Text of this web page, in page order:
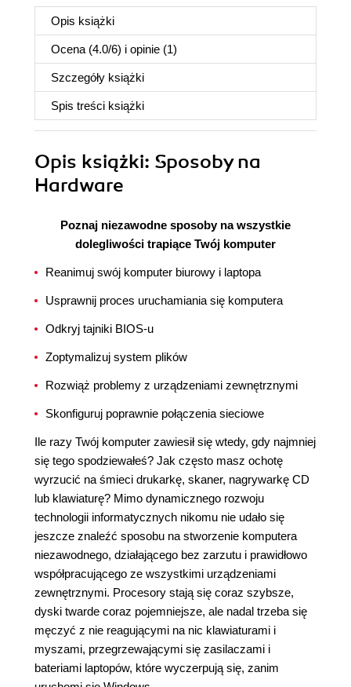
Opis książki
Ocena (4.0/6) i opinie (1)
Szczegóły książki
Spis treści książki
Opis książki: Sposoby na
Hardware
Poznaj niezawodne sposoby na wszystkie
dolegliwości trapiące Twój komputer
Reanimuj swój komputer biurowy i laptopa
Usprawnij proces uruchamiania się komputera
Odkryj tajniki BIOS-u
Zoptymalizuj system plików
Rozwiąż problemy z urządzeniami zewnętrznymi
Skonfiguruj poprawnie połączenia sieciowe
Ile razy Twój komputer zawiesił się wtedy, gdy najmniej
się tego spodziewałeś? Jak często masz ochotę
wyrzucić na śmieci drukarkę, skaner, nagrywarkę CD
lub klawiaturę? Mimo dynamicznego rozwoju
technologii informatycznych nikomu nie udało się
jeszcze znaleźć sposobu na stworzenie komputera
niezawodnego, działającego bez zarzutu i prawidłowo
współpracującego ze wszystkimi urządzeniami
zewnętrznymi. Procesory stają się coraz szybsze,
dyski twarde coraz pojemniejsze, ale nadal trzeba się
męczyć z nie reagującymi na nic klawiaturami i
myszami, przegrzewającymi się zasilaczami i
bateriami laptopów, które wyczerpują się, zanim